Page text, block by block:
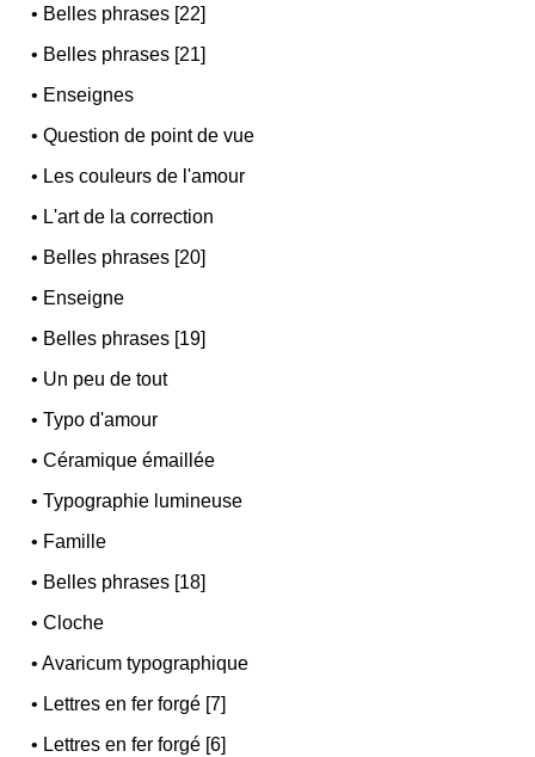
• Belles phrases [22]
• Belles phrases [21]
• Enseignes
•Question de point de vue
• Les couleurs de l'amour
• L'art de la correction
• Belles phrases [20]
• Enseigne
• Belles phrases [19]
• Un peu de tout
•Typo d'amour
•Céramique émaillée
•Typographie lumineuse
• Famille
• Belles phrases [18]
•Cloche
•Avaricum typographique
• Lettres en fer forgé [7]
• Lettres en fer forgé [6]